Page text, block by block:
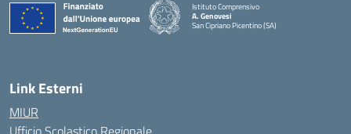
Istituto Comprensivo
A. Genovesi
San Cipriano Picentino (SA)
Link Esterni
MIUR